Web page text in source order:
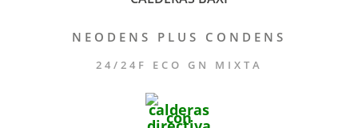
NEODENS PLUS CONDENS
24/24F ECO GN MIXTA